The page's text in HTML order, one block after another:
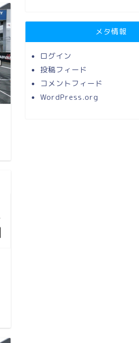
メタ情報
ログイン
投稿フィード
コメントフィード
WordPress.org